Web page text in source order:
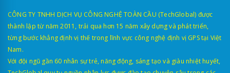
CÔNG TY TNHH DỊCH VỤ CÔNG NGHỆ TOÀN CẦU (TechGlobal) được
thành lập từ năm 2011, trải qua hơn 15 năm xây dựng và phát triển,
từng bước khẳng định vị thế trong lĩnh vực công nghệ định vị GPS tại Việt
Nam.
Với đội ngũ gần 60 nhân sự trẻ, năng động, sáng tạo và giàu nhiệt huyết,